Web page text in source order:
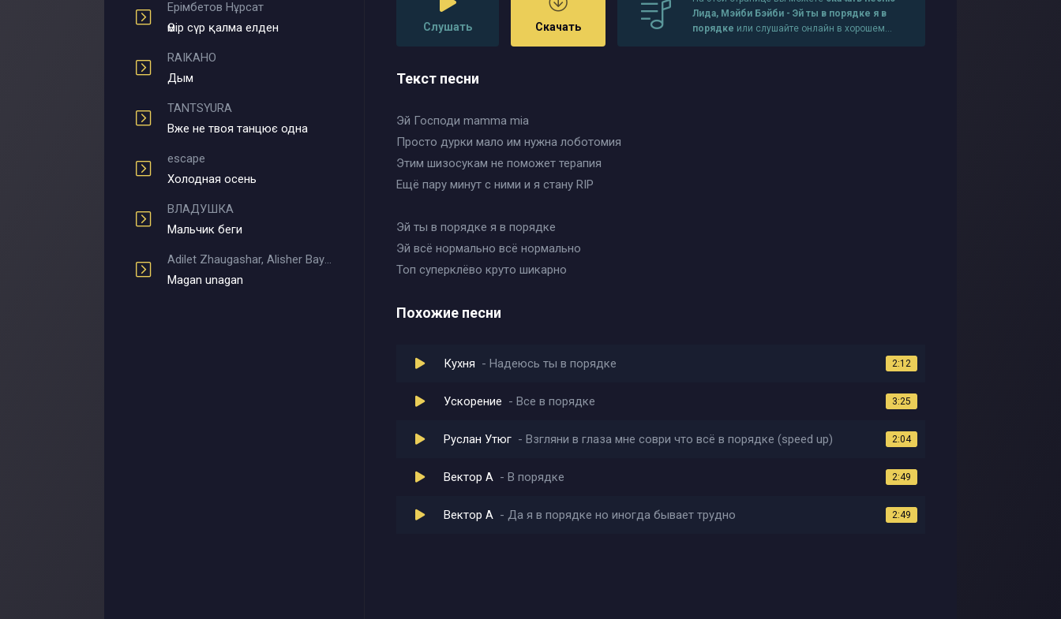
Ерімбетов Нұрсат
Өмір сүр қалма елден
RAIKAHO
Дым
TANTSYURA
Вже не твоя танцює одна
escape
Холодная осень
ВЛАДУШКА
Мальчик беги
Adilet Zhaugashar, Alisher Bayniyazov
Magan unagan
Слушать Скачать
Лида, Мэйби Бэйби - Эй ты в порядке я в
порядке или слушайте онлайн в хорошем
Текст песни
Эй Господи mamma mia
Просто дурки мало им нужна лоботомия
Этим шизосукам не поможет терапия
Ещё пару минут с ними и я стану RIP
Эй ты в порядке я в порядке
Эй всё нормально всё нормально
Топ суперклёво круто шикарно
Похожие песни
Кухня Надеюсь ты в порядке 2:12
Ускорение Все в порядке 3:25
Руслан Утюг Взгляни в глаза мне соври что всё в порядке (speed up) 2:04
Вектор А В порядке 2:49
Вектор А Да я в порядке но иногда бывает трудно 2:49